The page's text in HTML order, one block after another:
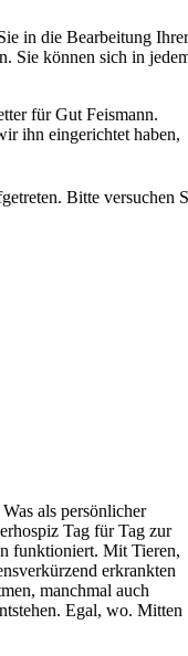
in die Bearbeitung Ihrer
Sie können sich in
für Gut Feismann.
ihn eingerichtet haben,
Bitte versuchen
als persönlicher
Tag für Tag zur
funktioniert. Mit Tieren,
erkrankten
manchmal auch
Egal, wo. Mitten